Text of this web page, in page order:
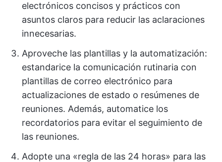
electrónicos concisos y prácticos con
asuntos claros para reducir las aclaraciones
innecesarias.
Aproveche las plantillas y la automatización:
estandarice la comunicación rutinaria con
plantillas de correo electrónico para
actualizaciones de estado o resúmenes de
reuniones. Además, automatice los
recordatorios para evitar el seguimiento de
las reuniones.
Adopte una «regla de las 24 horas» para las